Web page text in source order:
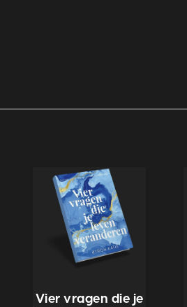
Vier vragen die je